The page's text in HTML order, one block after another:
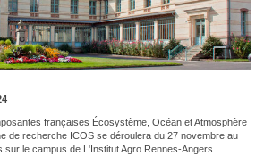
françaises Écosystème, Océan et Atmosphère
de recherche ICOS se déroulera du 27 novembre au
le campus de L'Institut Agro Rennes-Angers.